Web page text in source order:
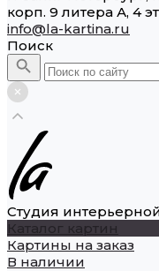
корп. 9 литера А, 4
info@la-kartina.ru
Поиск
Студия
Каталог картин
Картины на заказ
В наличии